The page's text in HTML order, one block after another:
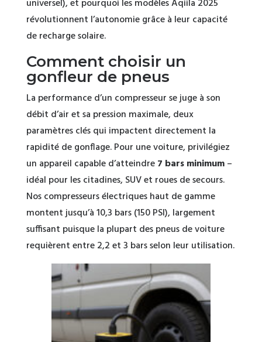
universel), et pourquoi les modèles Aqiila 2025
révolutionnent l’autonomie grâce à leur capacité
de recharge solaire.
Comment choisir un
gonfleur de pneus
La performance d’un compresseur se juge à son
débit d’air et sa pression maximale, deux
paramètres clés qui impactent directement la
rapidité de gonflage. Pour une voiture, privilégiez
un appareil capable d’atteindre7 bars minimum–
idéal pour les citadines, SUV et roues de secours.
Nos compresseurs électriques haut de gamme
montent jusqu’à 10,3 bars (150 PSI), largement
suffisant puisque la plupart des pneus de voiture
requièrent entre 2,2 et 3 bars selon leur utilisation.